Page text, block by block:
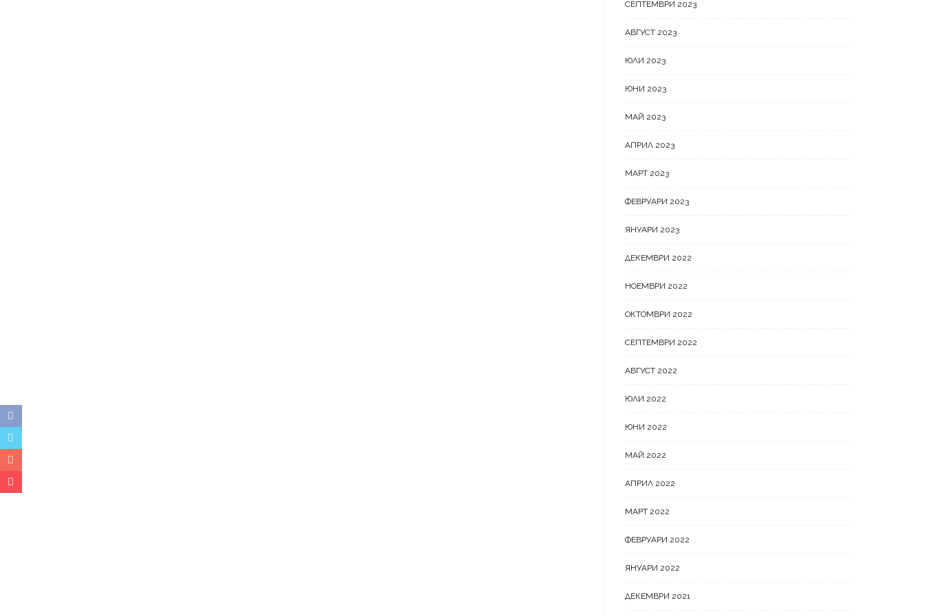
СЕПТЕМВРИ 2023
АВГУСТ 2023
ЮЛИ 2023
ЮНИ 2023
МАЙ 2023
АПРИЛ 2023
МАРТ 2023
ФЕВРУАРИ 2023
ЯНУАРИ 2023
ДЕКЕМВРИ 2022
НОЕМВРИ 2022
ОКТОМВРИ 2022
СЕПТЕМВРИ 2022
АВГУСТ 2022
ЮЛИ 2022
ЮНИ 2022
МАЙ 2022
АПРИЛ 2022
МАРТ 2022
ФЕВРУАРИ 2022
ЯНУАРИ 2022
ДЕКЕМВРИ 2021